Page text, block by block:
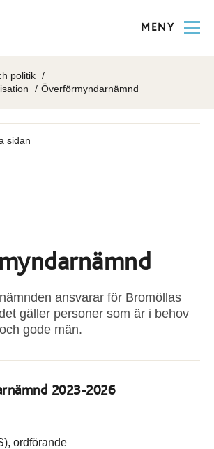
MENY
politik
Överförmyndarnämnd
sidan
ansvarar för Bromöllas
gäller personer som är i behov
gode män.
2023-2026
ordförande